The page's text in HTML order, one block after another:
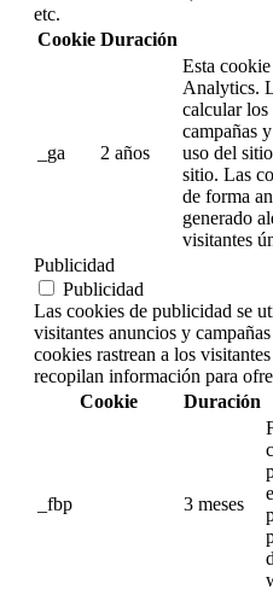
etc.
Cookie Duración
_ga 2 años
Esta
Analytics.
calcular los
campañas
uso del
sitio. Las
de forma
generado
visitantes
Publicidad
Publicidad
Las cookies de publicidad se
visitantes anuncios y
cookies rastrean a los
recopilan información para
Cookie
Duración
_fbp 3 meses